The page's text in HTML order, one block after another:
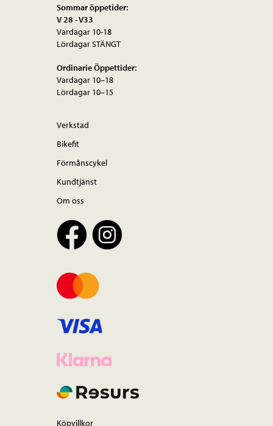
Sommar öppetider:
V 28 - V33
Vardagar 10-18
Lördagar STÄNGT
Ordinarie Öppettider:
Vardagar 10–18
Lördagar 10–15
Verkstad
Bikefit
Förmånscykel
Kundtjänst
Om oss
Köpvillkor